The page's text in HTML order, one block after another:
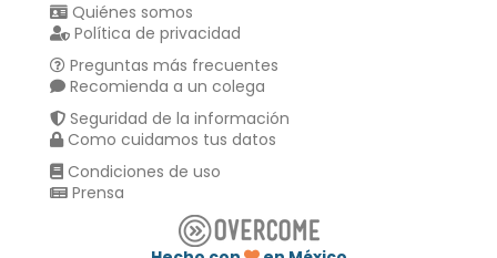
Quiénes somos
Política de privacidad
Preguntas más frecuentes
Recomienda a un colega
Seguridad de la información
Como cuidamos tus datos
Condiciones de uso
Prensa